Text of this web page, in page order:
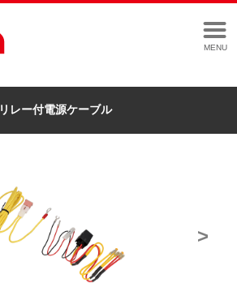
MENU
リレー付電源ケーブル
>